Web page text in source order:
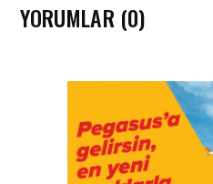
YORUMLAR (0)